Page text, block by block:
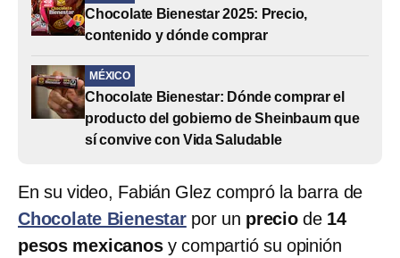
Chocolate Bienestar 2025: Precio,
contenido y dónde comprar
MÉXICO
Chocolate Bienestar: Dónde comprar el
producto del gobierno de Sheinbaum que
sí convive con Vida Saludable
En su video, Fabián Glez compró la barra de
Chocolate Bienestarpor un preciode 14
pesos mexicanosy compartió su opinión